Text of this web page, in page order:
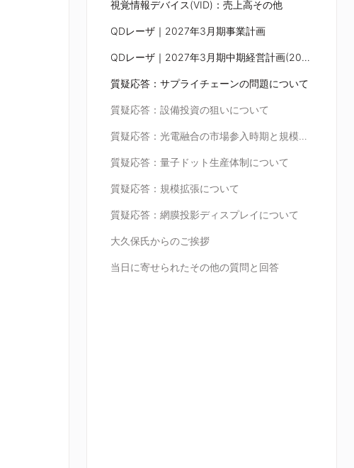
視覚情報デバイス(VID)：売上高その他
QDレーザ｜2027年3月期事業計画
QDレーザ｜2027年3月期中期経営計画(2024/11策定)の進捗
質疑応答：サプライチェーンの問題について
質疑応答：設備投資の狙いについて
質疑応答：光電融合の市場参入時期と規模について
質疑応答：量子ドット生産体制について
質疑応答：規模拡張について
質疑応答：網膜投影ディスプレイについて
大久保氏からのご挨拶
当日に寄せられたその他の質問と回答